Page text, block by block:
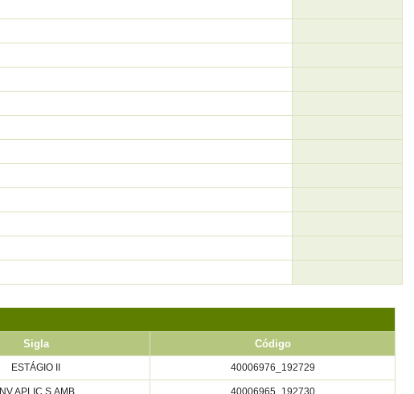
Sigla Código
ESTÁGIO II 40006976_192729
INV.APLIC.S.AMB 40006965_192730